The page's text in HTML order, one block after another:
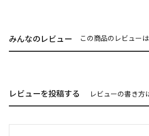
みんなのレビュー この商品のレビュー
レビューを投稿する レビューの書き方